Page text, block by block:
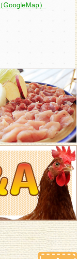
GoogleMap）